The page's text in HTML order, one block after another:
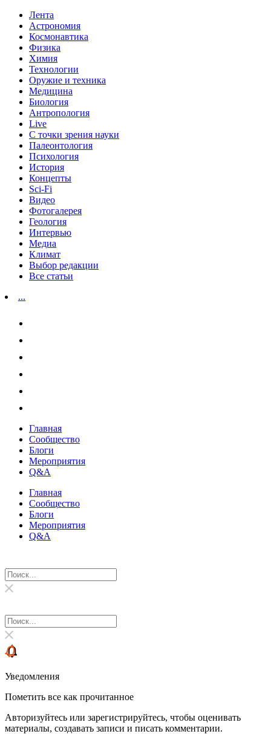
Лента
Астрономия
Космонавтика
Физика
Химия
Технологии
Оружие и техника
Медицина
Биология
Антропология
Live
С точки зрения науки
Палеонтология
Психология
История
Концепты
Sci-Fi
Видео
Фотогалерея
Геология
Интервью
Медиа
Климат
Выбор редакции
Все статьи
...
Главная
Сообщество
Блоги
Мероприятия
Q&A
Главная
Сообщество
Блоги
Мероприятия
Q&A
Уведомления
Пометить все как прочитанное
Авторизуйтесь или зарегистрируйтесь, чтобы оценивать
материалы, создавать записи и писать комментарии.